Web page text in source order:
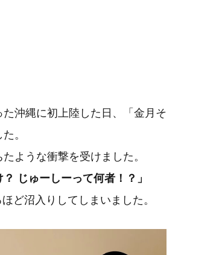
沖縄に初上陸した日、「金月そ
。
ような衝撃を受けました。
じゅーしーって何者！？」
ど沼入りしてしまいました。